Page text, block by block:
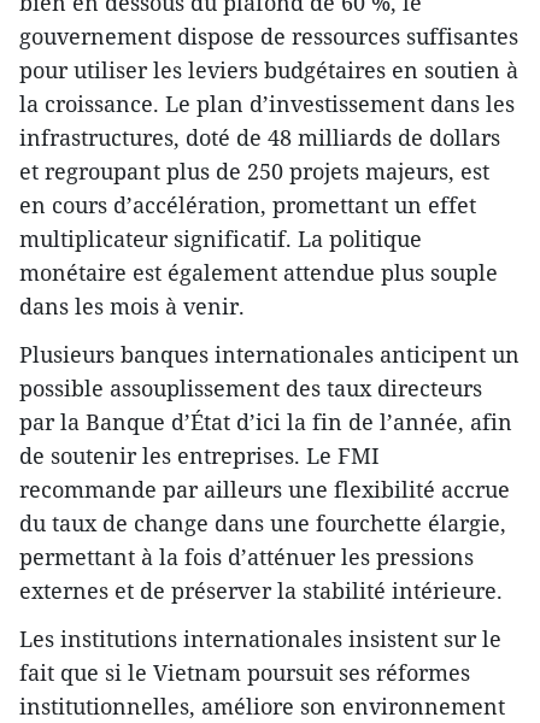
gouvernement dispose de ressources suffisantes
pour utiliser les leviers budgétaires en soutien à
la croissance. Le plan d’investissement dans les
infrastructures, doté de 48 milliards de dollars
et regroupant plus de 250 projets majeurs, est
en cours d’accélération, promettant un effet
multiplicateur significatif. La politique
monétaire est également attendue plus souple
dans les mois à venir.
Plusieurs banques internationales anticipent un
possible assouplissement des taux directeurs
par la Banque d’État d’ici la fin de l’année, afin
de soutenir les entreprises. Le FMI
recommande par ailleurs une flexibilité accrue
du taux de change dans une fourchette élargie,
permettant à la fois d’atténuer les pressions
externes et de préserver la stabilité intérieure.
Les institutions internationales insistent sur le
fait que si le Vietnam poursuit ses réformes
institutionnelles, améliore son environnement